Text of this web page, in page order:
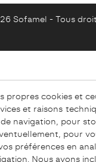
Sofamel - Tous
propres cookies et
et raisons
navigation, pour
pour
préférences en
Nous avons